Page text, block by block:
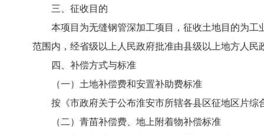
三、征收目的
本项目为无缝钢管深加工项目，征收土地目的为
范围内，经省级以上人民政府批准由县级以上地方人
四、补偿方式与标准
（一）土地补偿费和安置补助费标准
按《市政府关于公布淮安市所辖各县区征地区片
（二）青苗补偿费、地上附着物补偿标准